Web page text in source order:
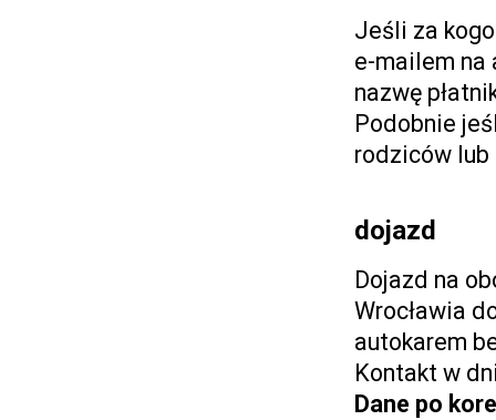
Jeśli za
e-mailem
nazwę
Podobnie
rodziców
dojazd
Dojazd na
Wrocławia
autokarem
Kontakt w
Dane po